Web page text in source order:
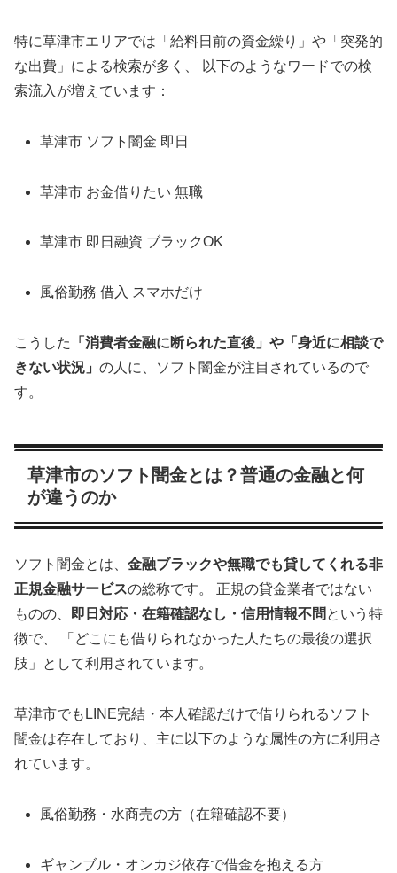
特に草津市エリアでは「給料日前の資金繰り」や「突発的
な出費」による検索が多く、 以下のようなワードでの検
索流入が増えています：
草津市 ソフト闇金 即日
草津市 お金借りたい 無職
草津市 即日融資 ブラックOK
風俗勤務 借入 スマホだけ
こうした
「消費者金融に断られた直後」や「身近に相談で
きない状況」 の人に、ソフト闇金が注目されているので
す。
草津市のソフト闇金とは？普通の金融と何
が違うのか
ソフト闇金とは、 金融ブラックや無職でも貸してくれる非
正規金融サービスの総称です。 正規の貸金業者ではない
ものの、 即日対応・在籍確認なし・信用情報不問 という特
徴で、 「どこにも借りられなかった人たちの最後の選択
肢」として利用されています。
草津市でもLINE完結・本人確認だけで借りられるソフト
闇金は存在しており、主に以下のような属性の方に利用さ
れています。
風俗勤務・水商売の方（在籍確認不要）
ギャンブル・オンカジ依存で借金を抱える方